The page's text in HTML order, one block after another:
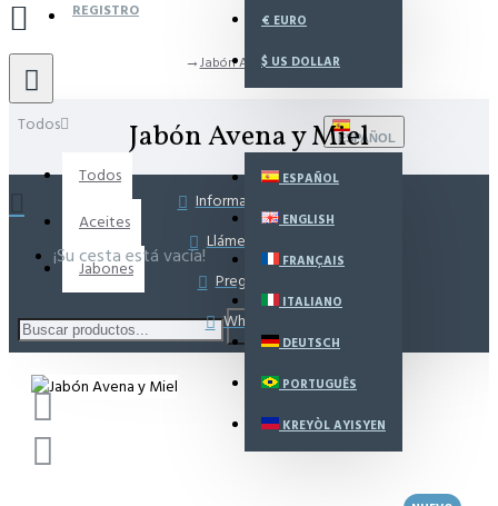
REGISTRO
€ EURO
$ US DOLLAR
ESPAÑOL
ESPAÑOL
ENGLISH
FRANÇAIS
ITALIANO
DEUTSCH
PORTUGUÊS
KREYÒL AYISYEN
Todos
Todos
Aceites
Jabones
¡Su cesta está vacía!
Jabón Avena y Miel
Jabón Avena y Miel
Información Envíos
Llámenos ahora
Pregúntenos
WhatsApp